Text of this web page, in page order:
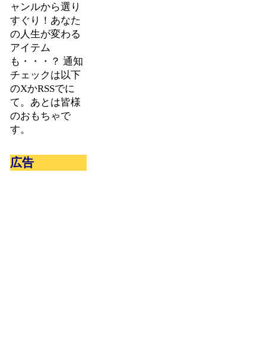
ャンルから選り
すぐり！あなた
の人生が変わる
アイテム
も・・・？ 通知
チェックは以下
のXかRSSでに
て。あとは皆様
のおもちゃで
す。
広告